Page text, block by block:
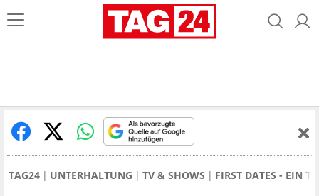
TAG24 UNTERHALTUNG TV & SHOWS FIRST DATES - EIN